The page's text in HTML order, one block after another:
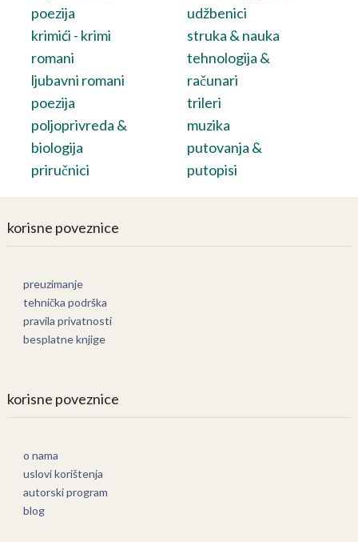
poezija
krimići - krimi
romani
ljubavni romani
poezija
poljoprivreda &
biologija
priručnici
udžbenici
struka & nauka
tehnologija &
računari
trileri
muzika
putovanja &
putopisi
korisne poveznice
preuzimanje
tehnička podrška
pravila privatnosti
besplatne knjige
korisne poveznice
o nama
uslovi korištenja
autorski program
blog